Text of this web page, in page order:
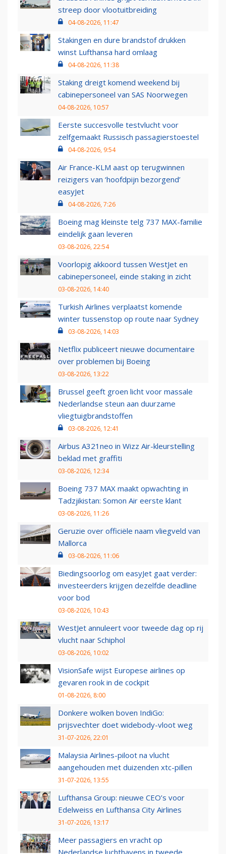
streep door vlootuitbreiding
04-08-2026, 11:47
Stakingen en dure brandstof drukken
winst Lufthansa hard omlaag
04-08-2026, 11:38
Staking dreigt komend weekend bij
cabinepersoneel van SAS Noorwegen
04-08-2026, 10:57
Eerste succesvolle testvlucht voor
zelfgemaakt Russisch passagierstoestel
04-08-2026, 9:54
Air France-KLM aast op terugwinnen
reizigers van ‘hoofdpijn bezorgend’
easyJet
04-08-2026, 7:26
Boeing mag kleinste telg 737 MAX-familie
eindelijk gaan leveren
03-08-2026, 22:54
Voorlopig akkoord tussen WestJet en
cabinepersoneel, einde staking in zicht
03-08-2026, 14:40
Turkish Airlines verplaatst komende
winter tussenstop op route naar Sydney
03-08-2026, 14:03
Netflix publiceert nieuwe documentaire
over problemen bij Boeing
03-08-2026, 13:22
Brussel geeft groen licht voor massale
Nederlandse steun aan duurzame
vliegtuigbrandstoffen
03-08-2026, 12:41
Airbus A321neo in Wizz Air-kleurstelling
beklad met graffiti
03-08-2026, 12:34
Boeing 737 MAX maakt opwachting in
Tadzjikistan: Somon Air eerste klant
03-08-2026, 11:26
Geruzie over officiële naam vliegveld van
Mallorca
03-08-2026, 11:06
Biedingsoorlog om easyJet gaat verder:
investeerders krijgen dezelfde deadline
voor bod
03-08-2026, 10:43
WestJet annuleert voor tweede dag op rij
vlucht naar Schiphol
03-08-2026, 10:02
VisionSafe wijst Europese airlines op
gevaren rook in de cockpit
01-08-2026, 8:00
Donkere wolken boven IndiGo:
prijsvechter doet widebody-vloot weg
31-07-2026, 22:01
Malaysia Airlines-piloot na vlucht
aangehouden met duizenden xtc-pillen
31-07-2026, 13:55
Lufthansa Group: nieuwe CEO’s voor
Edelweiss en Lufthansa City Airlines
31-07-2026, 13:17
Meer passagiers en vracht op